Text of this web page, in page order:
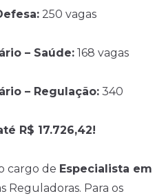
250 vagas
– Saúde: 168 vagas
– Regulação: 340
R$ 17.726,42!
cargo de Especialista em
Reguladoras. Para os